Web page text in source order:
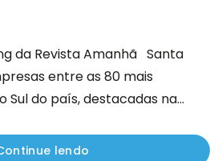
da Revista Amanhã Santa
entre as 80 mais
Sul do país, destacadas na...
lendo